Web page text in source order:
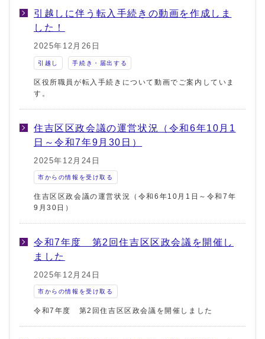
引越しに伴う転入手続きの動画を作成しま
した！
2025年12月26日
引越し 手続き・届出する
区役所職員が転入手続きについて動画でご案内していま
す。
住吉区区政会議の運営状況（令和6年10月1
日～令和7年9月30日）
2025年12月24日
市からの情報を受け取る
住吉区区政会議の運営状況（令和6年10月1日～令和7年
9月30日）
令和7年度 第2回住吉区区政会議を開催し
ました
2025年12月24日
市からの情報を受け取る
令和7年度 第2回住吉区区政会議を開催しました